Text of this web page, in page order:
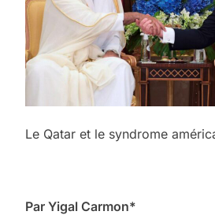
Le Qatar et le syndrome
Par Yigal Carmon*